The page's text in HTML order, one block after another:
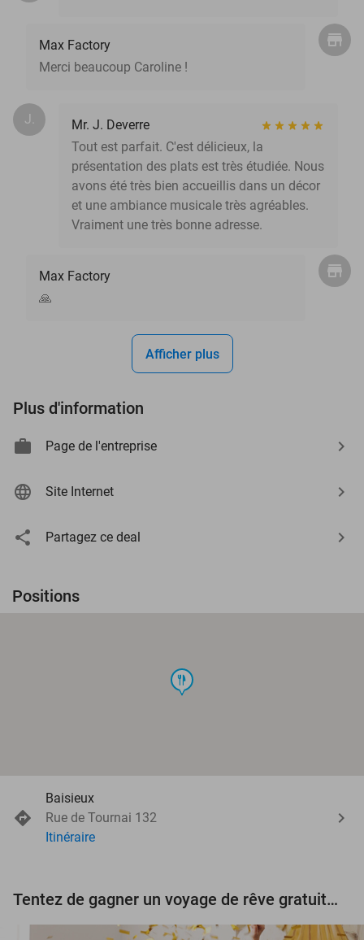
Max Factory
Merci beaucoup Caroline !
J.
Mr. J. Deverre
Tout est parfait. C'est délicieux, la
présentation des plats est très étudiée. Nous
avons été très bien accueillis dans un décor
et une ambiance musicale très agréables.
Vraiment une très bonne adresse.
Max Factory
🙏
Afficher plus
Plus d'information
Page de l'entreprise
Site Internet
Partagez ce deal
Positions
food
Baisieux
Rue de Tournai 132
Itinéraire
Tentez de gagner un voyage de rêve gratuit d'une valeur de 3.000 € !